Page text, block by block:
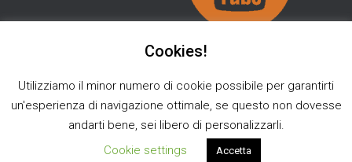
SHOP INFO BLOG TOUR 2026 [ENGLISH]
ThemeIsle
Cookies!
Utilizziamo il minor numero di cookie possibile per garantirti
un'esperienza di navigazione ottimale, se questo non dovesse
andarti bene, sei libero di personalizzarli.
Cookie settings
Accetta